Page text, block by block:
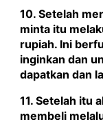
10. Setelah
minta itu
rupiah. Ini
inginkan dan
dapatkan dan
11. Setelah itu
membeli